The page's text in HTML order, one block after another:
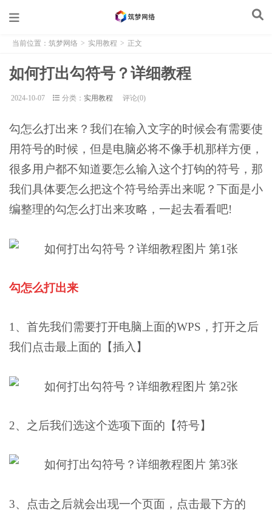
当前位置： 筑梦网络 > 实用教程 > 正文
如何打出勾符号？详细教程
2024-10-07 分类： 实用教程 评论(0)
勾怎么打出来？我们在输入文字的时候会有需要使
用符号的时候，但是电脑必将不像手机那样方便，
很多用户都不知道要怎么输入这个打钩的符号，那
我们具体要怎么把这个符号给弄出来呢？下面是小
编整理的勾怎么打出来攻略，一起去看看吧!
勾怎么打出来
1、首先我们需要打开电脑上面的WPS，打开之后
我们点击最上面的【插入】
2、之后我们选这个选项下面的【符号】
3、点击之后就会出现一个页面，点击最下方的